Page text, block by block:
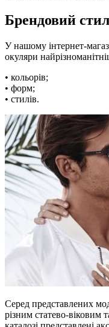
Брендовий
У нашому інтернет-
окуляри
• кольорів;
• форм;
• стилів.
Серед представлених
різним статево-віковим